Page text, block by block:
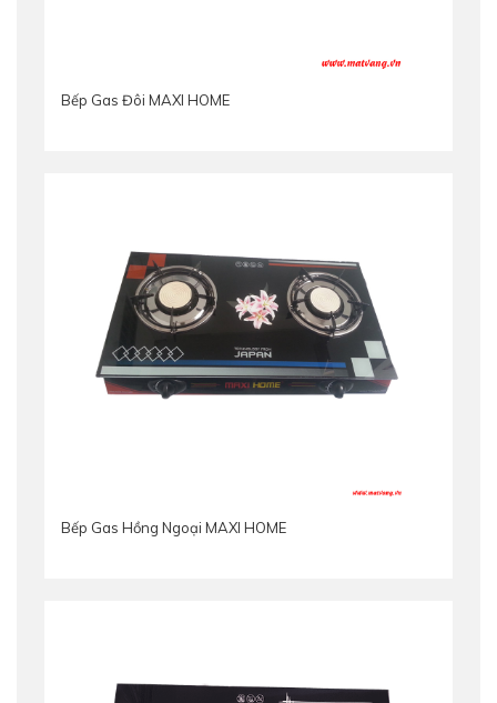
Bếp Gas Đôi MAXI HOME
Bếp Gas Hồng Ngoại MAXI HOME